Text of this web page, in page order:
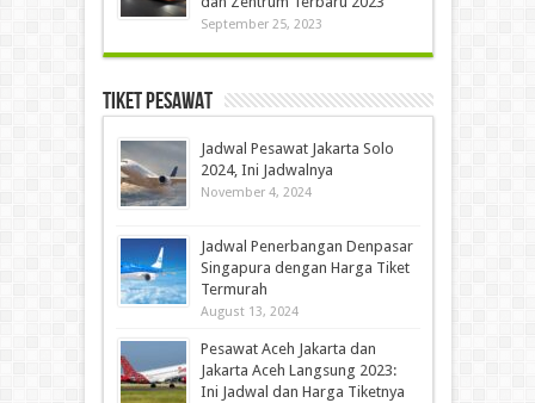
September 25, 2023
Tiket Pesawat
Jadwal Pesawat Jakarta Solo
2024, Ini Jadwalnya
November 4, 2024
Jadwal Penerbangan Denpasar
Singapura dengan Harga Tiket
Termurah
August 13, 2024
Pesawat Aceh Jakarta dan
Jakarta Aceh Langsung 2023:
Ini Jadwal dan Harga Tiketnya